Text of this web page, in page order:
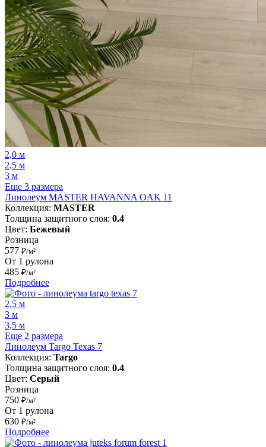
2,0 м
2,5 м
3 м
Еще 3 размера
Линолеум MASTER HAVANNA OAK 11
Коллекция: MASTER
Толщина защитного слоя: 0.4
Цвет: Бежевый
Розница
577 ₽/м²
От 1 рулона
485 ₽/м²
Подробнее
2,5 м
3 м
3,5 м
Еще 2 размера
Линолеум Targo Texas 7
Коллекция: Targo
Толщина защитного слоя: 0.4
Цвет: Серый
Розница
750 ₽/м²
От 1 рулона
630 ₽/м²
Подробнее